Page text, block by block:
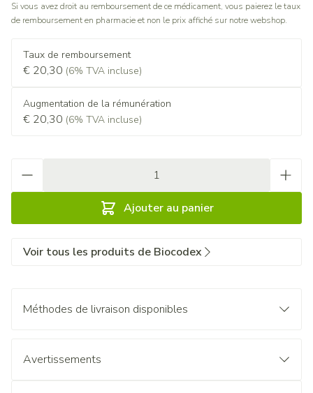
Si vous avez droit au remboursement de ce médicament, vous paierez le taux
de remboursement en pharmacie et non le prix affiché sur notre webshop.
Taux de remboursement
€ 20,30 (6% TVA incluse)
Augmentation de la rémunération
€ 20,30 (6% TVA incluse)
Ajouter au panier
Voir tous les produits de Biocodex
Méthodes de livraison disponibles
Avertissements